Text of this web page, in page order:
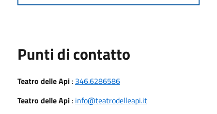
Punti di contatto
Teatro delle Api : 346.6286586
Teatro delle Api : info@teatrodelleapi.it